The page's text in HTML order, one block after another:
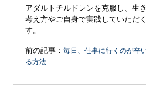
アダルトチルドレンを克服し、生
考え方やご自身で実践していただ
す。
前の記事：毎日、仕事に行くのが辛
る方法